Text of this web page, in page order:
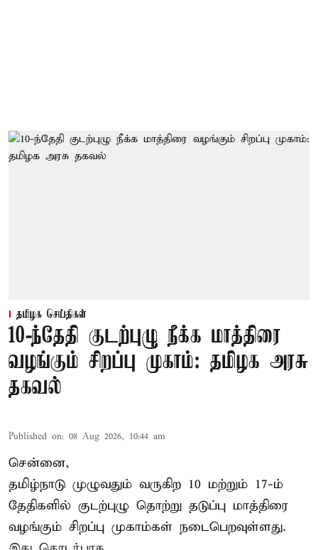
தமிழக செய்திகள்
10-ந்தேதி குடற்புழு நீக்க மாத்திரை
வழங்கும் சிறப்பு முகாம்: தமிழக அரசு
தகவல்
Published on: 08 Aug 2026, 10:44 am
சென்னை,
தமிழ்நாடு முழுவதும் வருகிற 10 மற்றும் 17-ம்
தேதிகளில் குடற்புழு தொற்று தடுப்பு மாத்திரை
வழங்கும் சிறப்பு முகாம்கள் நடைபெறவுள்ளது.